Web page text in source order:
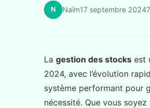
N Naïm17 septembre 2024
La gestion des stocks est
2024, avec l’évolution
système performant pour
nécessité. Que vous